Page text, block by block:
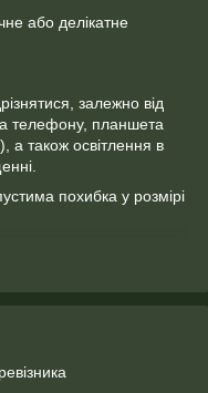
або делікатне
залежно від
телефону, планшета
а також освітлення в
похибка у розмірі